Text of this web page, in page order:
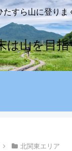
たすら山に登りま
は山を目指
北関東エリア